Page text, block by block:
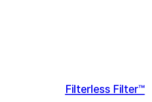
Filterless Filter™